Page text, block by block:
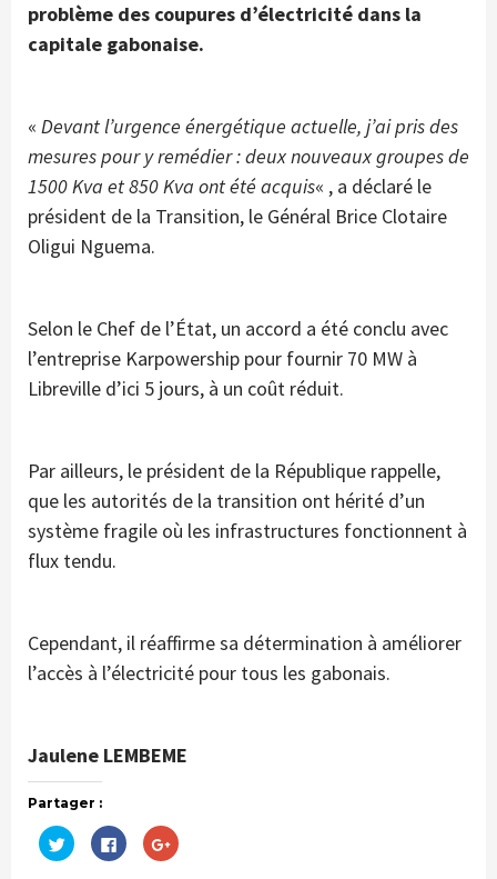
problème des coupures d’électricité dans la
capitale gabonaise.
« Devant l’urgence énergétique actuelle, j’ai pris des
mesures pour y remédier : deux nouveaux groupes de
1500 Kva et 850 Kva ont été acquis« , a déclaré le
président de la Transition, le Général Brice Clotaire
Oligui Nguema.
Selon le Chef de l’État, un accord a été conclu avec
l’entreprise Karpowership pour fournir 70 MW à
Libreville d’ici 5 jours, à un coût réduit.
Par ailleurs, le président de la République rappelle,
que les autorités de la transition ont hérité d’un
système fragile où les infrastructures fonctionnent à
flux tendu.
Cependant, il réaffirme sa détermination à améliorer
l’accès à l’électricité pour tous les gabonais.
Jaulene LEMBEME
Partager :
Cliquez
pour
partager
Cliquez
pour
partager
Cliquez
pour